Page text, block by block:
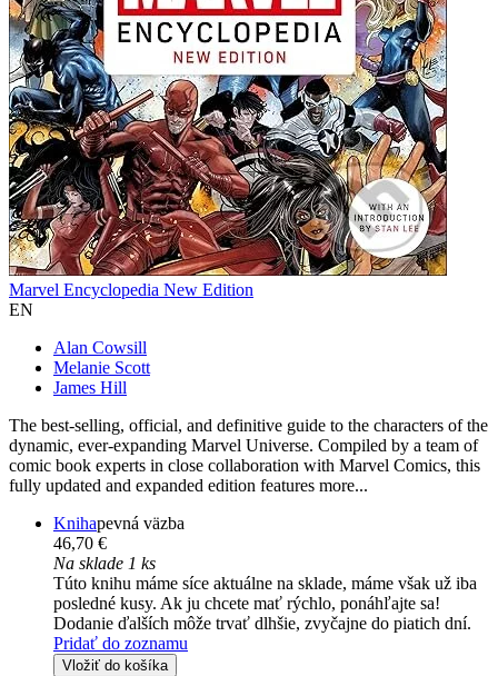
Marvel Encyclopedia New Edition
EN
Alan Cowsill
Melanie Scott
James Hill
The best-selling, official, and definitive guide to the characters of the
dynamic, ever-expanding Marvel Universe. Compiled by a team of
comic book experts in close collaboration with Marvel Comics, this
fully updated and expanded edition features more...
Knihapevná väzba
46,70 €
Na sklade 1 ks
Túto knihu máme síce aktuálne na sklade, máme však už iba
posledné kusy. Ak ju chcete mať rýchlo, ponáhľajte sa!
Dodanie ďalších môže trvať dlhšie, zvyčajne do piatich dní.
Pridať do zoznamu
Vložiť do košíka